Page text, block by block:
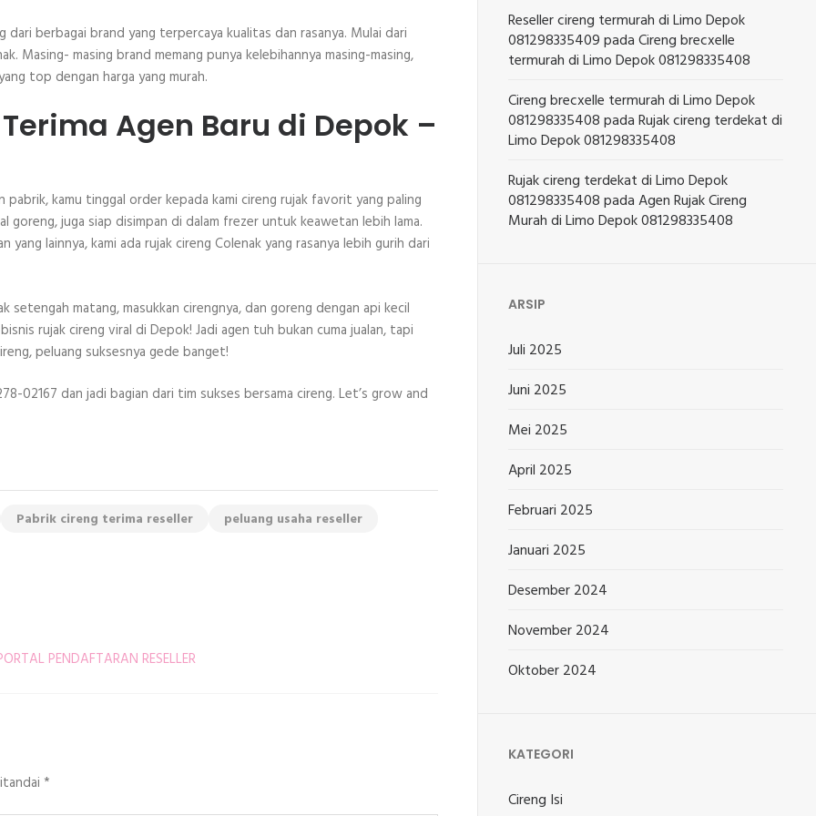
berbagai brand yang terpercaya kualitas dan rasanya. Mulai dari
Masing- masing brand memang punya kelebihannya masing-masing,
top dengan harga yang murah.
Agen Baru di Depok –
kamu tinggal order kepada kami cireng rujak favorit yang paling
juga siap disimpan di dalam frezer untuk keawetan lebih lama.
lainnya, kami ada rujak cireng Colenak yang rasanya lebih gurih dari
setengah matang, masukkan cirengnya, dan goreng dengan api kecil
rujak cireng viral di Depok! Jadi agen tuh bukan cuma jualan, tapi
peluang suksesnya gede banget!
02167 dan jadi bagian dari tim sukses bersama cireng. Let’s grow and
Pabrik cireng terima reseller peluang usaha reseller
PENDAFTARAN RESELLER
*
Reseller cireng termurah di Limo Depok
081298335409padaCireng brecxelle
termurah di Limo Depok 081298335408
Cireng brecxelle termurah di Limo Depok
081298335408padaRujak cireng terdekat di
Limo Depok 081298335408
Rujak cireng terdekat di Limo Depok
081298335408padaAgen Rujak Cireng
Murah di Limo Depok 081298335408
ARSIP
Juli 2025
Juni 2025
Mei 2025
April 2025
Februari 2025
Januari 2025
Desember 2024
November 2024
Oktober 2024
KATEGORI
Cireng Isi